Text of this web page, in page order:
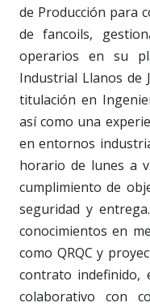
de Producción para
de fancoils,
operarios en su
Industrial Llanos de
titulación en
así como una
en entornos
horario de lunes a
cumplimiento de
seguridad y
conocimientos en
como QRQC y
contrato indefinido,
colaborativo con